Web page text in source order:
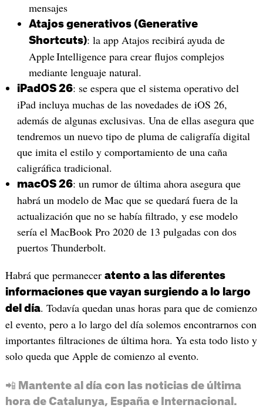
mensajes
Atajos generativos (Generative
Shortcuts): la app Atajos recibirá ayuda de
Apple Intelligence para crear flujos complejos
mediante lenguaje natural.
iPadOS 26: se espera que el sistema operativo del
iPad incluya muchas de las novedades de iOS 26,
además de algunas exclusivas. Una de ellas asegura que
tendremos un nuevo tipo de pluma de caligrafía digital
que imita el estilo y comportamiento de una caña
caligráfica tradicional.
macOS 26: un rumor de última ahora asegura que
habrá un modelo de Mac que se quedará fuera de la
actualización que no se había filtrado, y ese modelo
sería el MacBook Pro 2020 de 13 pulgadas con dos
puertos Thunderbolt.
Habrá que permanecer atento a las diferentes
informaciones que vayan surgiendo a lo largo
del día. Todavía quedan unas horas para que de comienzo
el evento, pero a lo largo del día solemos encontrarnos con
importantes filtraciones de última hora. Ya esta todo listo y
solo queda que Apple de comienzo al evento.
📲 Mantente al día con las noticias de última
hora de Catalunya, España e Internacional.